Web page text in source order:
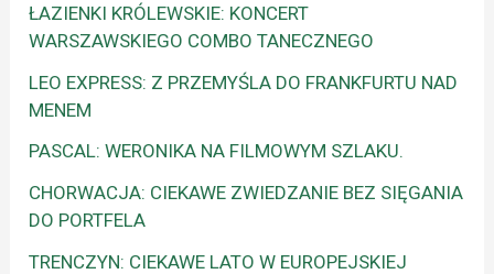
ŁAZIENKI KRÓLEWSKIE: KONCERT
WARSZAWSKIEGO COMBO TANECZNEGO
LEO EXPRESS: Z PRZEMYŚLA DO FRANKFURTU NAD
MENEM
PASCAL: WERONIKA NA FILMOWYM SZLAKU.
CHORWACJA: CIEKAWE ZWIEDZANIE BEZ SIĘGANIA
DO PORTFELA
TRENCZYN: CIEKAWE LATO W EUROPEJSKIEJ